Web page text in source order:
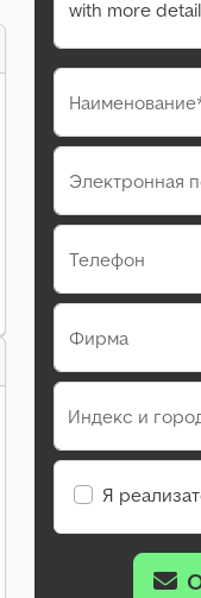
Электронная
Телефон
Фирма
Индекс и
Я